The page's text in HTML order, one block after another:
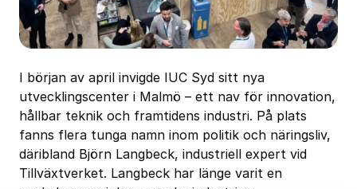
I början av april invigde IUC Syd sitt nya
utvecklingscenter i Malmö – ett nav för innovation,
hållbar teknik och framtidens industri. På plats
fanns flera tunga namn inom politik och näringsliv,
däribland Björn Langbeck, industriell expert vid
Tillväxtverket. Langbeck har länge varit en